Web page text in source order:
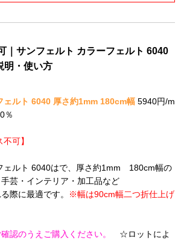
｜サンフェルト カラーフェルト 6040
明・使い方
ェルト 6040 厚さ約1mm 180cm幅 5940円/m
％
可】
ェルト 6040はで、厚さ約1mm 180cm幅の
芸・インテリア・加工品など
際に最適です。
※幅は90cm幅二つ折仕上げ
認のうえご購入ください。
☆ロットによ